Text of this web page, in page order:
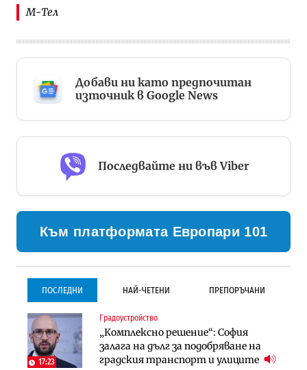
М-Тел
Добави ни като предпочитан
източник в Google News
Последвайте ни във Viber
Към платформата Европари 101
ПОСЛЕДНИ НАЙ-ЧЕТЕНИ ПРЕПОРЪЧАНИ
17:23
Градоустройство
„Комплексно решение“: София
залага на дълг за подобряване на
градския транспорт и улиците
Градоустройство
Столична община избра
изпълнител за преместването на
трамвайното трасе по бул.
Инфраструктура
Проектирането на тунела под
Петрохан ще върви паралелно с
екологичните оценки